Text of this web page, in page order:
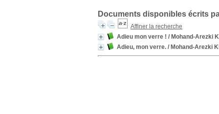
Documents disponibles écrits
Affiner la recherche
Adieu mon verre ! / Mohand-Arezki
Adieu, mon verre. / Mohand-Arezki